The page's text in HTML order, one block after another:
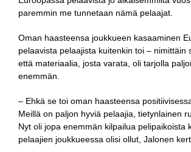
paremmin me tunnetaan nämä pelaajat.
Oman haasteensa joukkueen kasaaminen
pelaavista pelaajista kuitenkin toi – nimittäin
että materiaalia, josta varata, oli tarjolla
enemmän.
– Ehkä se toi oman haasteensa
Meillä on paljon hyviä pelaajia, tietynlainen
Nyt oli jopa enemmän kilpailua pelipaikoista
pelaajien joukkueessa olisi ollut, Jalonen